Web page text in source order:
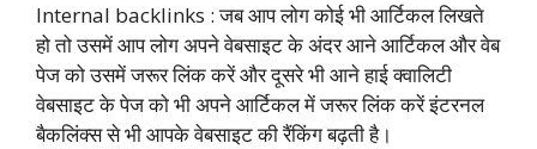
Internal backlinks : जब आप लोग कोई भी आर्टिकल लिखते
हो तो उसमें आप लोग अपने वेबसाइट के अंदर आने आर्टिकल और वेब
पेज को उसमें जरूर लिंक करें और दूसरे भी आने हाई क्वालिटी
वेबसाइट के पेज को भी अपने आर्टिकल में जरूर लिंक करें इंटरनल
बैकलिंक्स से भी आपके वेबसाइट की रैंकिंग बढ़ती है।